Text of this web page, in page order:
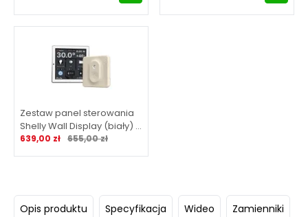
Zestaw panel sterowania
Shelly Wall Display (biały) +
BLU H&T Ivory WiFi
Cena promocyjna
639,00 zł Normalna cena
655,00 zł
Opis produktu Specyfikacja Wideo Zamienniki